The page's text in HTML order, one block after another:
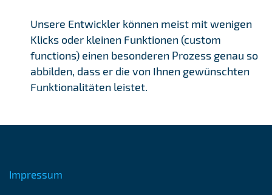
Unsere Entwickler können meist mit wenigen
Klicks oder kleinen Funktionen (custom
functions) einen besonderen Prozess genau so
abbilden, dass er die von Ihnen gewünschten
Funktionalitäten leistet.
Impressum